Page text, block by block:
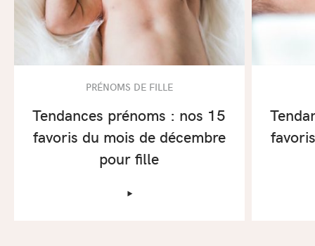
PRÉNOMS DE FILLE
Tendances prénoms : nos 15
favoris du mois de décembre
pour fille
‣